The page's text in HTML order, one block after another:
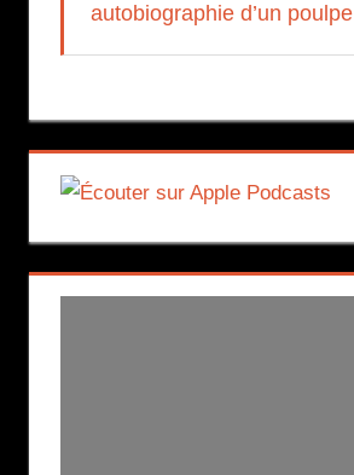
autobiographie d’un poulpe